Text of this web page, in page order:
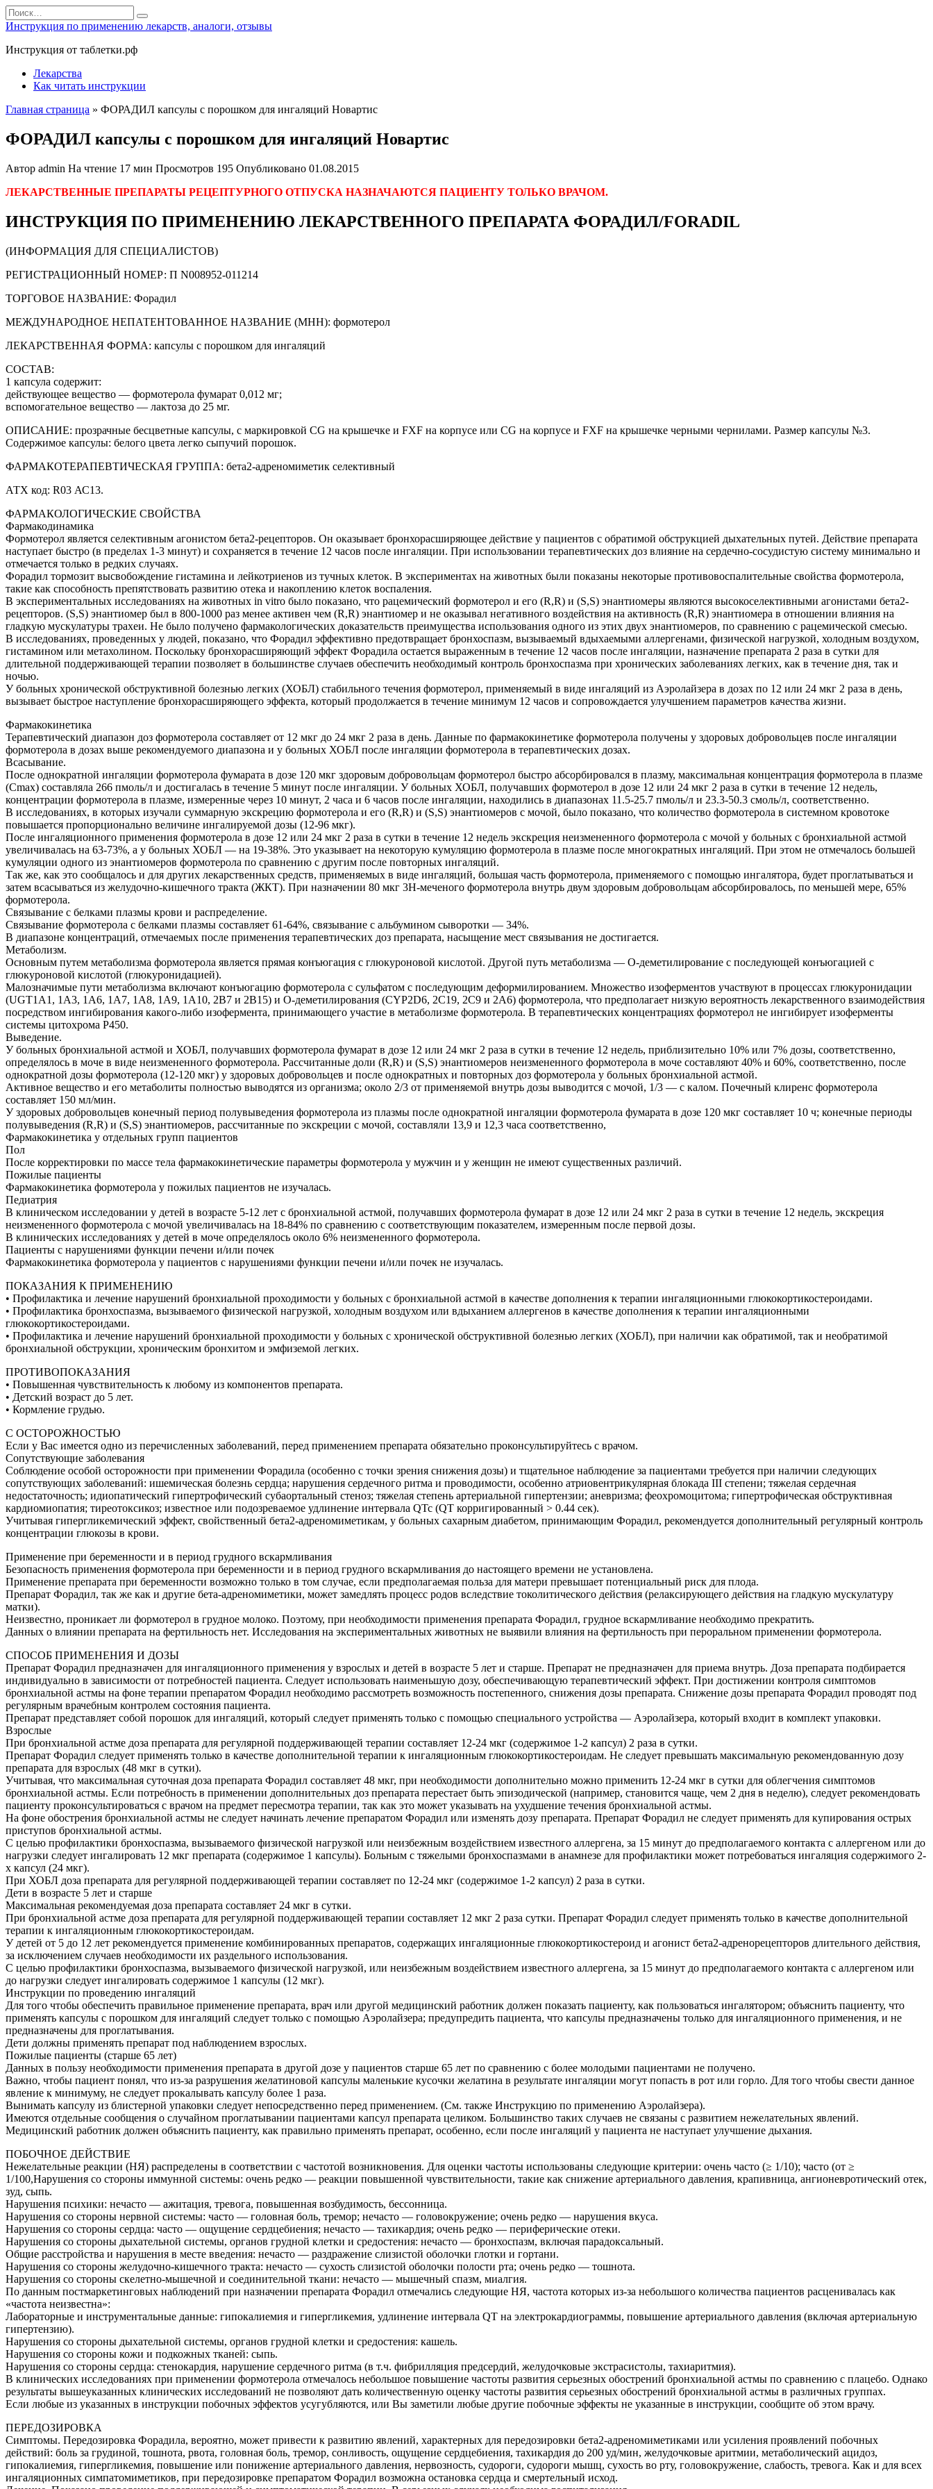
Перейти
к
содержанию
Search
for:
Инструкция по применению лекарств, аналоги, отзывы
Инструкция от таблетки.рф
Лекарства
Как читать инструкции
Главная страница » ФОРАДИЛ капсулы с порошком для ингаляций Новартис
ФОРАДИЛ капсулы с порошком для ингаляций Новартис
Автор admin На чтение 17 мин Просмотров 195 Опубликовано 01.08.2015
ЛЕКАРСТВЕННЫЕ ПРЕПАРАТЫ РЕЦЕПТУРНОГО ОТПУСКА НАЗНАЧАЮТСЯ ПАЦИЕНТУ ТОЛЬКО ВРАЧОМ.
ИНСТРУКЦИЯ ПО ПРИМЕНЕНИЮ ЛЕКАРСТВЕННОГО ПРЕПАРАТА ФОРАДИЛ/FORADIL
(ИНФОРМАЦИЯ ДЛЯ СПЕЦИАЛИСТОВ)
РЕГИСТРАЦИОННЫЙ НОМЕР: П N008952-011214
ТОРГОВОЕ НАЗВАНИЕ: Форадил
МЕЖДУНАРОДНОЕ НЕПАТЕНТОВАННОЕ НАЗВАНИЕ (MHH): формотерол
ЛЕКАРСТВЕННАЯ ФОРМА: капсулы с порошком для ингаляций
СОСТАВ:
1 капсула содержит:
действующее вещество — формотерола фумарат 0,012 мг;
вспомогательное вещество — лактоза до 25 мг.
ОПИСАНИЕ: прозрачные бесцветные капсулы, с маркировкой CG на крышечке и FXF на корпусе или CG на корпусе и FXF на крышечке черными чернилами. Размер капсулы №3.
Содержимое капсулы: белого цвета легко сыпучий порошок.
ФАРМАКОТЕРАПЕВТИЧЕСКАЯ ГРУППА: бета2-адреномиметик селективный
АТХ код: R03 АС13.
ФАРМАКОЛОГИЧЕСКИЕ СВОЙСТВА
Фармакодинамика
Формотерол является селективным агонистом бета2-рецепторов. Он оказывает бронхорасширяющее действие у пациентов с обратимой обструкцией дыхательных путей. Действие препарата
наступает быстро (в пределах 1-3 минут) и сохраняется в течение 12 часов после ингаляции. При использовании терапевтических доз влияние на сердечно-сосудистую систему минимально и
отмечается только в редких случаях.
Форадил тормозит высвобождение гистамина и лейкотриенов из тучных клеток. В экспериментах на животных были показаны некоторые противовоспалительные свойства формотерола,
такие как способность препятствовать развитию отека и накоплению клеток воспаления.
В экспериментальных исследованиях на животных in vitro было показано, что рацемический формотерол и его (R,R) и (S,S) энантиомеры являются высокоселективными агонистами бета2-
рецепторов. (S,S) энантиомер был в 800-1000 раз менее активен чем (R,R) энантиомер и не оказывал негативного воздействия на активность (R,R) энантиомера в отношении влияния на
гладкую мускулатуры трахеи. Не было получено фармакологических доказательств преимущества использования одного из этих двух энантиомеров, по сравнению с рацемической смесью.
В исследованиях, проведенных у людей, показано, что Форадил эффективно предотвращает бронхоспазм, вызываемый вдыхаемыми аллергенами, физической нагрузкой, холодным воздухом,
гистамином или метахолином. Поскольку бронхорасширяющий эффект Форадила остается выраженным в течение 12 часов после ингаляции, назначение препарата 2 раза в сутки для
длительной поддерживающей терапии позволяет в большинстве случаев обеспечить необходимый контроль бронхоспазма при хронических заболеваниях легких, как в течение дня, так и
ночью.
У больных хронической обструктивной болезнью легких (ХОБЛ) стабильного течения формотерол, применяемый в виде ингаляций из Аэролайзера в дозах по 12 или 24 мкг 2 раза в день,
вызывает быстрое наступление бронхорасширяющего эффекта, который продолжается в течение минимум 12 часов и сопровождается улучшением параметров качества жизни.
Фармакокинетика
Терапевтический диапазон доз формотерола составляет от 12 мкг до 24 мкг 2 раза в день. Данные по фармакокинетике формотерола получены у здоровых добровольцев после ингаляции
формотерола в дозах выше рекомендуемого диапазона и у больных ХОБЛ после ингаляции формотерола в терапевтических дозах.
Всасывание.
После однократной ингаляции формотерола фумарата в дозе 120 мкг здоровым добровольцам формотерол быстро абсорбировался в плазму, максимальная концентрация формотерола в плазме
(Cmax) составляла 266 пмоль/л и достигалась в течение 5 минут после ингаляции. У больных ХОБЛ, получавших формотерол в дозе 12 или 24 мкг 2 раза в сутки в течение 12 недель,
концентрации формотерола в плазме, измеренные через 10 минут, 2 часа и 6 часов после ингаляции, находились в диапазонах 11.5-25.7 пмоль/л и 23.3-50.3 смоль/л, соответственно.
В исследованиях, в которых изучали суммарную экскрецию формотерола и его (R,R) и (S,S) энантиомеров с мочой, было показано, что количество формотерола в системном кровотоке
повышается пропорционально величине ингалируемой дозы (12-96 мкг).
После ингаляционного применения формотерола в дозе 12 или 24 мкг 2 раза в сутки в течение 12 недель экскреция неизмененного формотерола с мочой у больных с бронхиальной астмой
увеличивалась на 63-73%, а у больных ХОБЛ — на 19-38%. Это указывает на некоторую кумуляцию формотерола в плазме после многократных ингаляций. При этом не отмечалось большей
кумуляции одного из энантиомеров формотерола по сравнению с другим после повторных ингаляций.
Так же, как это сообщалось и для других лекарственных средств, применяемых в виде ингаляций, большая часть формотерола, применяемого с помощью ингалятора, будет проглатываться и
затем всасываться из желудочно-кишечного тракта (ЖКТ). При назначении 80 мкг 3Н-меченого формотерола внутрь двум здоровым добровольцам абсорбировалось, по меньшей мере, 65%
формотерола.
Связывание с белками плазмы крови и распределение.
Связывание формотерола с белками плазмы составляет 61-64%, связывание с альбумином сыворотки — 34%.
В диапазоне концентраций, отмечаемых после применения терапевтических доз препарата, насыщение мест связывания не достигается.
Метаболизм.
Основным путем метаболизма формотерола является прямая конъюгация с глюкуроновой кислотой. Другой путь метаболизма — О-деметилирование с последующей конъюгацией с
глюкуроновой кислотой (глюкуронидацией).
Малозначимые пути метаболизма включают конъюгацию формотерола с сульфатом с последующим деформилированием. Множество изоферментов участвуют в процессах глюкуронидации
(UGT1A1, 1А3, 1А6, 1А7, 1А8, 1А9, 1А10, 2В7 и 2В15) и О-деметилирования (CYP2D6, 2С19, 2С9 и 2А6) формотерола, что предполагает низкую вероятность лекарственного взаимодействия
посредством ингибирования какого-либо изофермента, принимающего участие в метаболизме формотерола. В терапевтических концентрациях формотерол не ингибирует изоферменты
системы цитохрома Р450.
Выведение.
У больных бронхиальной астмой и ХОБЛ, получавших формотерола фумарат в дозе 12 или 24 мкг 2 раза в сутки в течение 12 недель, приблизительно 10% или 7% дозы, соответственно,
определялось в моче в виде неизмененного формотерола. Рассчитанные доли (R,R) и (S,S) энантиомеров неизмененного формотерола в моче составляют 40% и 60%, соответственно, после
однократной дозы формотерола (12-120 мкг) у здоровых добровольцев и после однократных и повторных доз формотерола у больных бронхиальной астмой.
Активное вещество и его метаболиты полностью выводятся из организма; около 2/3 от применяемой внутрь дозы выводится с мочой, 1/3 — с калом. Почечный клиренс формотерола
составляет 150 мл/мин.
У здоровых добровольцев конечный период полувыведения формотерола из плазмы после однократной ингаляции формотерола фумарата в дозе 120 мкг составляет 10 ч; конечные периоды
полувыведения (R,R) и (S,S) энантиомеров, рассчитанные по экскреции с мочой, составляли 13,9 и 12,3 часа соответственно,
Фармакокинетика у отдельных групп пациентов
Пол
После корректировки по массе тела фармакокинетические параметры формотерола у мужчин и у женщин не имеют существенных различий.
Пожилые пациенты
Фармакокинетика формотерола у пожилых пациентов не изучалась.
Педиатрия
В клиническом исследовании у детей в возрасте 5-12 лет с бронхиальной астмой, получавших формотерола фумарат в дозе 12 или 24 мкг 2 раза в сутки в течение 12 недель, экскреция
неизмененного формотерола с мочой увеличивалась на 18-84% по сравнению с соответствующим показателем, измеренным после первой дозы.
В клинических исследованиях у детей в моче определялось около 6% неизмененного формотерола.
Пациенты с нарушениями функции печени и/или почек
Фармакокинетика формотерола у пациентов с нарушениями функции печени и/или почек не изучалась.
ПОКАЗАНИЯ К ПРИМЕНЕНИЮ
• Профилактика и лечение нарушений бронхиальной проходимости у больных с бронхиальной астмой в качестве дополнения к терапии ингаляционными глюкокортикостероидами.
• Профилактика бронхоспазма, вызываемого физической нагрузкой, холодным воздухом или вдыханием аллергенов в качестве дополнения к терапии ингаляционными
глюкокортикостероидами.
• Профилактика и лечение нарушений бронхиальной проходимости у больных с хронической обструктивной болезнью легких (ХОБЛ), при наличии как обратимой, так и необратимой
бронхиальной обструкции, хроническим бронхитом и эмфиземой легких.
ПРОТИВОПОКАЗАНИЯ
• Повышенная чувствительность к любому из компонентов препарата.
• Детский возраст до 5 лет.
• Кормление грудью.
С ОСТОРОЖНОСТЬЮ
Если у Вас имеется одно из перечисленных заболеваний, перед применением препарата обязательно проконсультируйтесь с врачом.
Сопутствующие заболевания
Соблюдение особой осторожности при применении Форадила (особенно с точки зрения снижения дозы) и тщательное наблюдение за пациентами требуется при наличии следующих
сопутствующих заболеваний: ишемическая болезнь сердца; нарушения сердечного ритма и проводимости, особенно атриовентрикулярная блокада III степени; тяжелая сердечная
недостаточность; идиопатический гипертрофический субаортальный стеноз; тяжелая степень артериальной гипертензии; аневризма; феохромоцитома; гипертрофическая обструктивная
кардиомиопатия; тиреотоксикоз; известное или подозреваемое удлинение интервала QTc (QT корригированный > 0.44 сек).
Учитывая гипергликемический эффект, свойственный бета2-адреномиметикам, у больных сахарным диабетом, принимающим Форадил, рекомендуется дополнительный регулярный контроль
концентрации глюкозы в крови.
Применение при беременности и в период грудного вскармливания
Безопасность применения формотерола при беременности и в период грудного вскармливания до настоящего времени не установлена.
Применение препарата при беременности возможно только в том случае, если предполагаемая польза для матери превышает потенциальный риск для плода.
Препарат Форадил, так же как и другие бета-адреномиметики, может замедлять процесс родов вследствие токолитического действия (релаксирующего действия на гладкую мускулатуру
матки).
Неизвестно, проникает ли формотерол в грудное молоко. Поэтому, при необходимости применения препарата Форадил, грудное вскармливание необходимо прекратить.
Данных о влиянии препарата на фертильность нет. Исследования на экспериментальных животных не выявили влияния на фертильность при пероральном применении формотерола.
СПОСОБ ПРИМЕНЕНИЯ И ДОЗЫ
Препарат Форадил предназначен для ингаляционного применения у взрослых и детей в возрасте 5 лет и старше. Препарат не предназначен для приема внутрь. Доза препарата подбирается
индивидуально в зависимости от потребностей пациента. Следует использовать наименьшую дозу, обеспечивающую терапевтический эффект. При достижении контроля симптомов
бронхиальной астмы на фоне терапии препаратом Форадил необходимо рассмотреть возможность постепенного, снижения дозы препарата. Снижение дозы препарата Форадил проводят под
регулярным врачебным контролем состояния пациента.
Препарат представляет собой порошок для ингаляций, который следует применять только с помощью специального устройства — Аэролайзера, который входит в комплект упаковки.
Взрослые
При бронхиальной астме доза препарата для регулярной поддерживающей терапии составляет 12-24 мкг (содержимое 1-2 капсул) 2 раза в сутки.
Препарат Форадил следует применять только в качестве дополнительной терапии к ингаляционным глюкокортикостероидам. Не следует превышать максимальную рекомендованную дозу
препарата для взрослых (48 мкг в сутки).
Учитывая, что максимальная суточная доза препарата Форадил составляет 48 мкг, при необходимости дополнительно можно применить 12-24 мкг в сутки для облегчения симптомов
бронхиальной астмы. Если потребность в применении дополнительных доз препарата перестает быть эпизодической (например, становится чаще, чем 2 дня в неделю), следует рекомендовать
пациенту проконсультироваться с врачом на предмет пересмотра терапии, так как это может указывать на ухудшение течения бронхиальной астмы.
На фоне обострения бронхиальной астмы не следует начинать лечение препаратом Форадил или изменять дозу препарата. Препарат Форадил не следует применять для купирования острых
приступов бронхиальной астмы.
С целью профилактики бронхоспазма, вызываемого физической нагрузкой или неизбежным воздействием известного аллергена, за 15 минут до предполагаемого контакта с аллергеном или до
нагрузки следует ингалировать 12 мкг препарата (содержимое 1 капсулы). Больным с тяжелыми бронхоспазмами в анамнезе для профилактики может потребоваться ингаляция содержимого 2-
х капсул (24 мкг).
При ХОБЛ доза препарата для регулярной поддерживающей терапии составляет по 12-24 мкг (содержимое 1-2 капсул) 2 раза в сутки.
Дети в возрасте 5 лет и старше
Максимальная рекомендуемая доза препарата составляет 24 мкг в сутки.
При бронхиальной астме доза препарата для регулярной поддерживающей терапии составляет 12 мкг 2 раза сутки. Препарат Форадил следует применять только в качестве дополнительной
терапии к ингаляционным глюкокортикостероидам.
У детей от 5 до 12 лет рекомендуется применение комбинированных препаратов, содержащих ингаляционные глюкокортикостероид и агонист бета2-адренорецепторов длительного действия,
за исключением случаев необходимости их раздельного использования.
С целью профилактики бронхоспазма, вызываемого физической нагрузкой, или неизбежным воздействием известного аллергена, за 15 минут до предполагаемого контакта с аллергеном или
до нагрузки следует ингалировать содержимое 1 капсулы (12 мкг).
Инструкции по проведению ингаляций
Для того чтобы обеспечить правильное применение препарата, врач или другой медицинский работник должен показать пациенту, как пользоваться ингалятором; объяснить пациенту, что
применять капсулы с порошком для ингаляций следует только с помощью Аэролайзера; предупредить пациента, что капсулы предназначены только для ингаляционного применения, и не
предназначены для проглатывания.
Дети должны применять препарат под наблюдением взрослых.
Пожилые пациенты (старше 65 лет)
Данных в пользу необходимости применения препарата в другой дозе у пациентов старше 65 лет по сравнению с более молодыми пациентами не получено.
Важно, чтобы пациент понял, что из-за разрушения желатиновой капсулы маленькие кусочки желатина в результате ингаляции могут попасть в рот или горло. Для того чтобы свести данное
явление к минимуму, не следует прокалывать капсулу более 1 раза.
Вынимать капсулу из блистерной упаковки следует непосредственно перед применением. (См. также Инструкцию по применению Аэролайзера).
Имеются отдельные сообщения о случайном проглатывании пациентами капсул препарата целиком. Большинство таких случаев не связаны с развитием нежелательных явлений.
Медицинский работник должен объяснить пациенту, как правильно применять препарат, особенно, если после ингаляций у пациента не наступает улучшение дыхания.
ПОБОЧНОЕ ДЕЙСТВИЕ
Нежелательные реакции (НЯ) распределены в соответствии с частотой возникновения. Для оценки частоты использованы следующие критерии: очень часто (≥ 1/10); часто (от ≥
1/100,Нарушения со стороны иммунной системы: очень редко — реакции повышенной чувствительности, такие как снижение артериального давления, крапивница, ангионевротический отек,
зуд, сыпь.
Нарушения психики: нечасто — ажитация, тревога, повышенная возбудимость, бессонница.
Нарушения со стороны нервной системы: часто — головная боль, тремор; нечасто — головокружение; очень редко — нарушения вкуса.
Нарушения со стороны сердца: часто — ощущение сердцебиения; нечасто — тахикардия; очень редко — периферические отеки.
Нарушения со стороны дыхательной системы, органов грудной клетки и средостения: нечасто — бронхоспазм, включая парадоксальный.
Общие расстройства и нарушения в месте введения: нечасто — раздражение слизистой оболочки глотки и гортани.
Нарушения со стороны желудочно-кишечного тракта: нечасто — сухость слизистой оболочки полости рта; очень редко — тошнота.
Нарушения со стороны скелетно-мышечной и соединительной ткани: нечасто — мышечный спазм, миалгия.
По данным постмаркетинговых наблюдений при назначении препарата Форадил отмечались следующие НЯ, частота которых из-за небольшого количества пациентов расценивалась как
«частота неизвестна»:
Лабораторные и инструментальные данные: гипокалиемия и гипергликемия, удлинение интервала QT на электрокардиограммы, повышение артериального давления (включая артериальную
гипертензию).
Нарушения со стороны дыхательной системы, органов грудной клетки и средостения: кашель.
Нарушения со стороны кожи и подкожных тканей: сыпь.
Нарушения со стороны сердца: стенокардия, нарушение сердечного ритма (в т.ч. фибрилляция предсердий, желудочковые экстрасистолы, тахиаритмия).
В клинических исследованиях при применении формотерола отмечалось небольшое повышение частоты развития серьезных обострений бронхиальной астмы по сравнению с плацебо. Однако
результаты вышеуказанных клинических исследований не позволяют дать количественную оценку частоты развития серьезных обострений бронхиальной астмы в различных группах.
Если любые из указанных в инструкции побочных эффектов усугубляются, или Вы заметили любые другие побочные эффекты не указанные в инструкции, сообщите об этом врачу.
ПЕРЕДОЗИРОВКА
Симптомы. Передозировка Форадила, вероятно, может привести к развитию явлений, характерных для передозировки бета2-адреномиметиками или усиления проявлений побочных
действий: боль за грудиной, тошнота, рвота, головная боль, тремор, сонливость, ощущение сердцебиения, тахикардия до 200 уд/мин, желудочковые аритмии, метаболический ацидоз,
гипокалиемия, гипергликемия, повышение или понижение артериального давления, нервозность, судороги, судороги мышц, сухость во рту, головокружение, слабость, тревога. Как и для всех
ингаляционных симпатомиметиков, при передозировке препаратом Форадил возможна остановка сердца и смертельный исход.